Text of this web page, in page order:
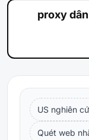
proxy
US nghiên
Quét web